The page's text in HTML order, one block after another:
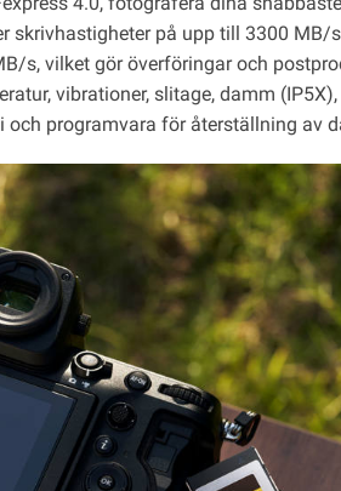
skrivhastigheter på upp till 3300 MB/
s, vilket gör överföringar och
vibrationer, slitage, damm
programvara för återställning av